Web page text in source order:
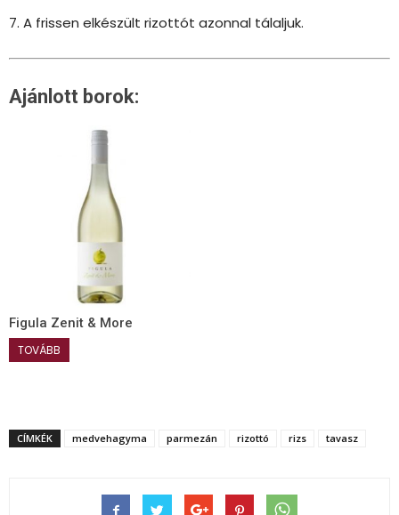
7. A frissen elkészült rizottót azonnal tálaljuk.
Ajánlott borok:
Figula Zenit & More
TOVÁBB
CÍMKÉK medvehagyma parmezán rizottó rizs tavasz